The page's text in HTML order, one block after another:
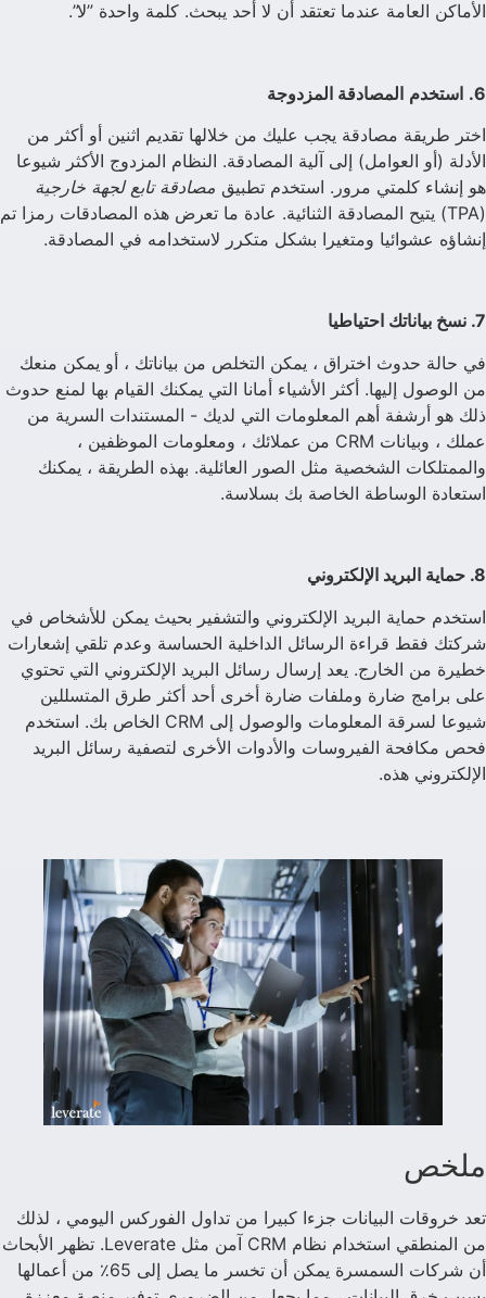
الأماكن العامة عندما تعتقد أن لا أحد يبحث. كلمة واحدة ”لا”.
6. استخدم المصادقة المزدوجة
اختر طريقة مصادقة يجب عليك من خلالها تقديم اثنين أو أكثر من
الأدلة (أو العوامل) إلى آلية المصادقة. النظام المزدوج الأكثر شيوعا
هو إنشاء كلمتي مرور. استخدم تطبيق مصادقة تابع لجهة خارجية
(TPA) يتيح المصادقة الثنائية. عادة ما تعرض هذه المصادقات رمزا تم
إنشاؤه عشوائيا ومتغيرا بشكل متكرر لاستخدامه في المصادقة.
7. نسخ بياناتك احتياطيا
في حالة حدوث اختراق ، يمكن التخلص من بياناتك ، أو يمكن منعك
من الوصول إليها. أكثر الأشياء أمانا التي يمكنك القيام بها لمنع حدوث
ذلك هو أرشفة أهم المعلومات التي لديك - المستندات السرية من
عملك ، وبيانات CRM من عملائك ، ومعلومات الموظفين ،
والممتلكات الشخصية مثل الصور العائلية. بهذه الطريقة ، يمكنك
استعادة الوساطة الخاصة بك بسلاسة.
8. حماية البريد الإلكتروني
استخدم حماية البريد الإلكتروني والتشفير بحيث يمكن للأشخاص في
شركتك فقط قراءة الرسائل الداخلية الحساسة وعدم تلقي إشعارات
خطيرة من الخارج. يعد إرسال رسائل البريد الإلكتروني التي تحتوي
على برامج ضارة وملفات ضارة أخرى أحد أكثر طرق المتسللين
شيوعا لسرقة المعلومات والوصول إلى CRM الخاص بك. استخدم
فحص مكافحة الفيروسات والأدوات الأخرى لتصفية رسائل البريد
الإلكتروني هذه.
ملخص
تعد خروقات البيانات جزءا كبيرا من تداول الفوركس اليومي ، لذلك
من المنطقي استخدام نظام CRM آمن مثل Leverate. تظهر الأبحاث
أن شركات السمسرة يمكن أن تخسر ما يصل إلى 65٪ من أعمالها